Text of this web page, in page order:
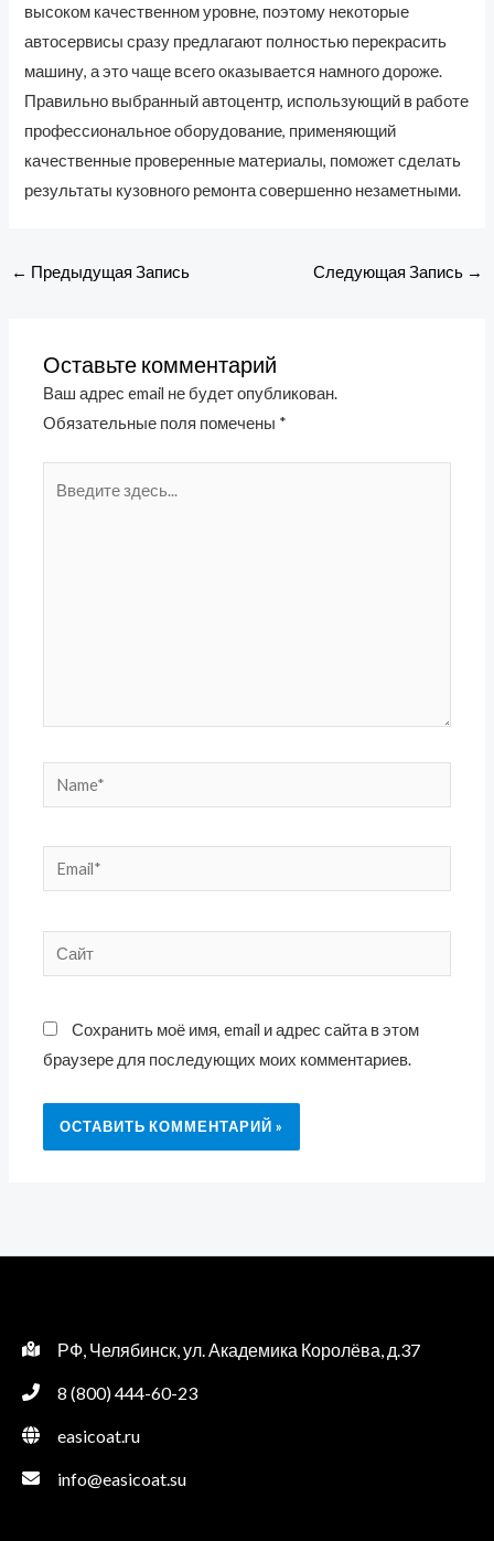
высоком качественном уровне, поэтому некоторые
автосервисы сразу предлагают полностью перекрасить
машину, а это чаще всего оказывается намного дороже.
Правильно выбранный автоцентр, использующий в работе
профессиональное оборудование, применяющий
качественные проверенные материалы, поможет сделать
результаты кузовного ремонта совершенно незаметными.
← Предыдущая Запись Следующая Запись →
Оставьте комментарий
Ваш адрес email не будет опубликован.
Обязательные поля помечены *
здесь...
Name*
Email*
Сайт
Сохранить моё имя, email и адрес сайта в этом
браузере для последующих моих комментариев.
РФ, Челябинск, ул. Академика Королёва, д.37
8 (800) 444-60-23
easicoat.ru
info@easicoat.su